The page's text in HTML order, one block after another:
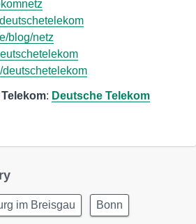
blog/netz
: Deutsche Telekom
im Breisgau Bonn